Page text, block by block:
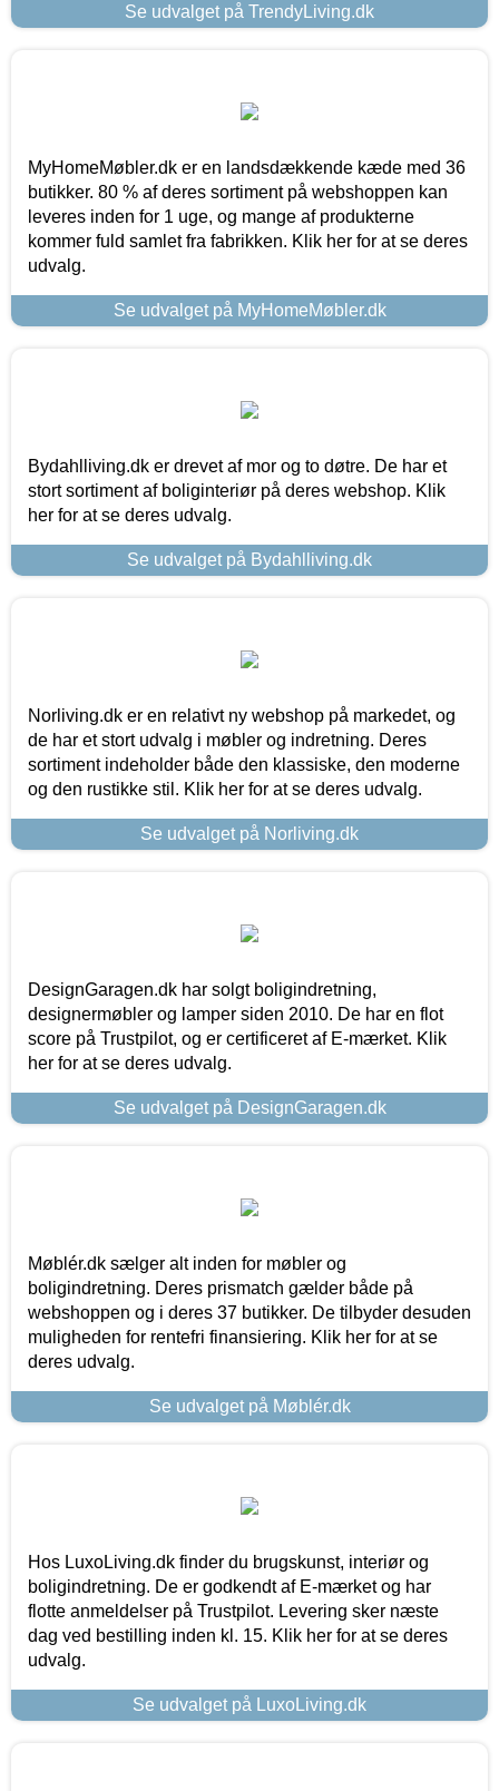
Se udvalget på TrendyLiving.dk
MyHomeMøbler.dk er en landsdækkende kæde med 36
butikker. 80 % af deres sortiment på webshoppen kan
leveres inden for 1 uge, og mange af produkterne
kommer fuld samlet fra fabrikken. Klik her for at se deres
udvalg.
Se udvalget på MyHomeMøbler.dk
Bydahlliving.dk er drevet af mor og to døtre. De har et
stort sortiment af boliginteriør på deres webshop. Klik
her for at se deres udvalg.
Se udvalget på Bydahlliving.dk
Norliving.dk er en relativt ny webshop på markedet, og
de har et stort udvalg i møbler og indretning. Deres
sortiment indeholder både den klassiske, den moderne
og den rustikke stil. Klik her for at se deres udvalg.
Se udvalget på Norliving.dk
DesignGaragen.dk har solgt boligindretning,
designermøbler og lamper siden 2010. De har en flot
score på Trustpilot, og er certificeret af E-mærket. Klik
her for at se deres udvalg.
Se udvalget på DesignGaragen.dk
Møblér.dk sælger alt inden for møbler og
boligindretning. Deres prismatch gælder både på
webshoppen og i deres 37 butikker. De tilbyder desuden
muligheden for rentefri finansiering. Klik her for at se
deres udvalg.
Se udvalget på Møblér.dk
Hos LuxoLiving.dk finder du brugskunst, interiør og
boligindretning. De er godkendt af E-mærket og har
flotte anmeldelser på Trustpilot. Levering sker næste
dag ved bestilling inden kl. 15. Klik her for at se deres
udvalg.
Se udvalget på LuxoLiving.dk